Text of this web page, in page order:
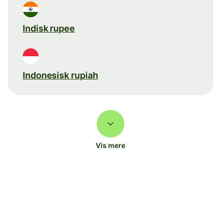
Indisk rupee
Indonesisk rupiah
Vis mere